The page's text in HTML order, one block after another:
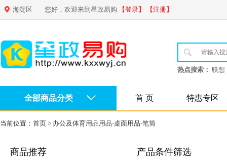
海淀区 您好，欢迎来到星政易购 【登录】 【注册】
热点搜索： 联想
全部商品分类 首 页 特惠专区
当前位置： 首页 > 办公及体育用品用品-桌面用品-笔筒
商品推荐 产品条件筛选